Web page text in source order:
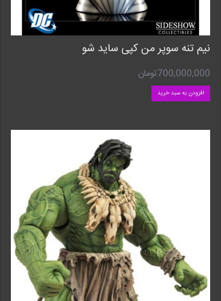
نیم تنه سوپر من کپی ساید شو
700,000,000تومان
افزودن به سبد خرید